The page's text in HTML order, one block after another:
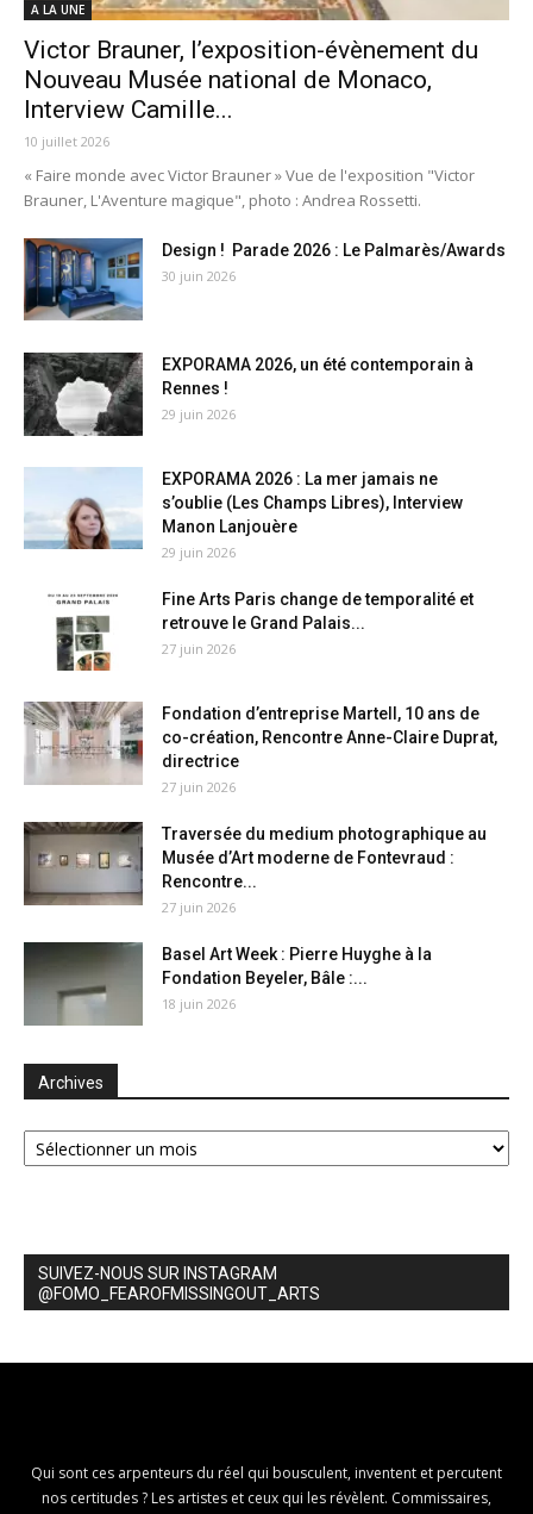
A LA UNE
Victor Brauner, l’exposition-évènement du
Nouveau Musée national de Monaco,
Interview Camille...
10 juillet 2026
« Faire monde avec Victor Brauner » Vue de l'exposition "Victor
Brauner, L'Aventure magique", photo : Andrea Rossetti.
Design ! Parade 2026 : Le Palmarès/Awards
30 juin 2026
EXPORAMA 2026, un été contemporain à
Rennes !
29 juin 2026
EXPORAMA 2026 : La mer jamais ne
s’oublie (Les Champs Libres), Interview
Manon Lanjouère
29 juin 2026
Fine Arts Paris change de temporalité et
retrouve le Grand Palais...
27 juin 2026
Fondation d’entreprise Martell, 10 ans de
co-création, Rencontre Anne-Claire Duprat,
directrice
27 juin 2026
Traversée du medium photographique au
Musée d’Art moderne de Fontevraud :
Rencontre...
27 juin 2026
Basel Art Week : Pierre Huyghe à la
Fondation Beyeler, Bâle :...
18 juin 2026
Archives
Archives
SUIVEZ-NOUS SUR INSTAGRAM
@FOMO_FEAROFMISSINGOUT_ARTS
Qui sont ces arpenteurs du réel qui bousculent, inventent et percutent
nos certitudes ? Les artistes et ceux qui les révèlent. Commissaires,